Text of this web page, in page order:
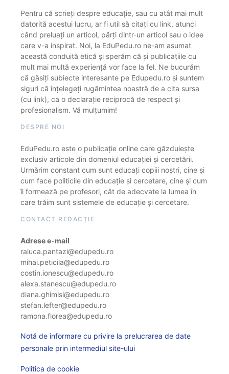
Pentru că scrieți despre educație, sau cu atât mai mult
datorită acestui lucru, ar fi util să citați cu link, atunci
când preluați un articol, părți dintr-un articol sau o idee
care v-a inspirat. Noi, la EduPedu.ro ne-am asumat
această conduită etică și sperăm că și publicațiile cu
mult mai multă experiență vor face la fel. Ne bucurăm
că găsiți subiecte interesante pe Edupedu.ro și suntem
siguri că înțelegeți rugămintea noastră de a cita sursa
(cu link), ca o declarație reciprocă de respect și
profesionalism. Vă mulțumim!
DESPRE NOI
EduPedu.ro este o publicație online care găzduiește
exclusiv articole din domeniul educației și cercetării.
Urmărim constant cum sunt educați copiii noștri, cine și
cum face politicile din educație și cercetare, cine și cum
îi formează pe profesori, cât de adecvate la lumea în
care trăim sunt sistemele de educație și cercetare.
CONTACT REDACȚIE
Adrese e-mail
raluca.pantazi@edupedu.ro
mihai.peticila@edupedu.ro
costin.ionescu@edupedu.ro
alexa.stanescu@edupedu.ro
diana.ghimisi@edupedu.ro
stefan.lefter@edupedu.ro
ramona.florea@edupedu.ro
Notă de informare cu privire la prelucrarea de date
personale prin intermediul site-ului
Politica de cookie